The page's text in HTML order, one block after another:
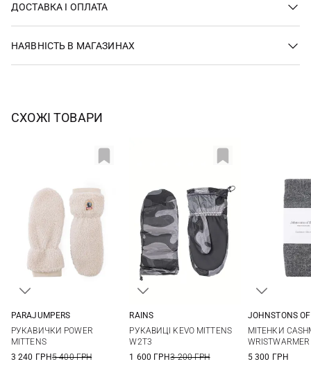
ДОСТАВКА І ОПЛАТА
НАЯВНІСТЬ В МАГАЗИНАХ
СХОЖІ ТОВАРИ
PARAJUMPERS
РУКАВИЧКИ POWER
MITTENS
3 240 ГРН5 400 ГРН
RAINS
РУКАВИЦІ KEVO MITTENS
W2T3
1 600 ГРН3 200 ГРН
JOHNSTONS
МІТЕНКИ
WRISTWARMER
5 300 ГРН